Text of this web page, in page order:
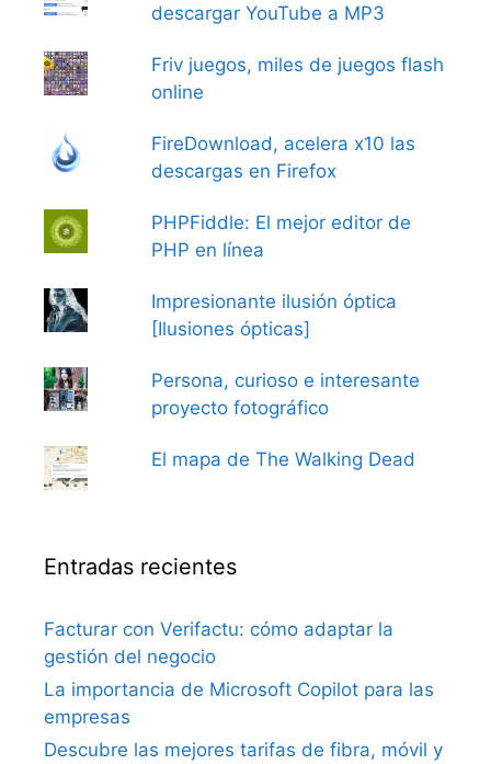
descargar YouTube a MP3
Friv juegos, miles de juegos flash
online
FireDownload, acelera x10 las
descargas en Firefox
PHPFiddle: El mejor editor de
PHP en línea
Impresionante ilusión óptica
[Ilusiones ópticas]
Persona, curioso e interesante
proyecto fotográfico
El mapa de The Walking Dead
Entradas recientes
Facturar con Verifactu: cómo adaptar la
gestión del negocio
La importancia de Microsoft Copilot para las
empresas
Descubre las mejores tarifas de fibra, móvil y